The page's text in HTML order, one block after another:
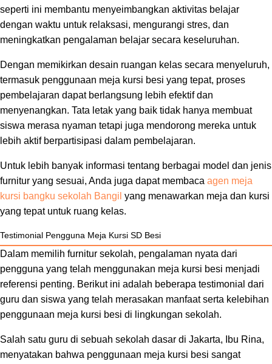
seperti ini membantu menyeimbangkan aktivitas belajar
dengan waktu untuk relaksasi, mengurangi stres, dan
meningkatkan pengalaman belajar secara keseluruhan.
Dengan memikirkan desain ruangan kelas secara menyeluruh,
termasuk penggunaan meja kursi besi yang tepat, proses
pembelajaran dapat berlangsung lebih efektif dan
menyenangkan. Tata letak yang baik tidak hanya membuat
siswa merasa nyaman tetapi juga mendorong mereka untuk
lebih aktif berpartisipasi dalam pembelajaran.
Untuk lebih banyak informasi tentang berbagai model dan jenis
furnitur yang sesuai, Anda juga dapat membaca agen meja
kursi bangku sekolah Bangil yang menawarkan meja dan kursi
yang tepat untuk ruang kelas.
Testimonial Pengguna Meja Kursi SD Besi
Dalam memilih furnitur sekolah, pengalaman nyata dari
pengguna yang telah menggunakan meja kursi besi menjadi
referensi penting. Berikut ini adalah beberapa testimonial dari
guru dan siswa yang telah merasakan manfaat serta kelebihan
penggunaan meja kursi besi di lingkungan sekolah.
Salah satu guru di sebuah sekolah dasar di Jakarta, Ibu Rina,
menyatakan bahwa penggunaan meja kursi besi sangat